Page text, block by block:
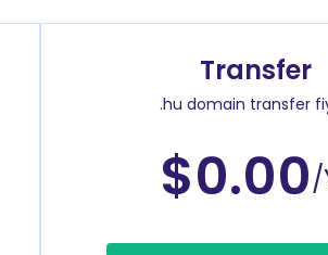
Transfer
.hu domain transfer
$0.00/